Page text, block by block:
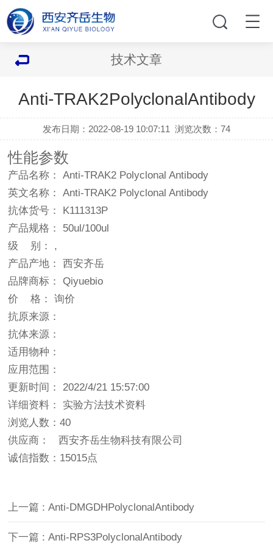
技术文章
Anti-TRAK2PolyclonalAntibody
发布日期：2022-08-19 10:07:11 浏览次数：74
性能参数
产品名称： Anti-TRAK2 Polyclonal Antibody
英文名称： Anti-TRAK2 Polyclonal Antibody
抗体货号： K111313P
产品规格： 50ul/100ul
级 别： ,
产品产地： 西安齐岳
品牌商标： Qiyuebio
价 格： 询价
抗原来源：
抗体来源：
适用物种：
应用范围：
更新时间： 2022/4/21 15:57:00
详细资料： 实验方法技术资料
浏览人数：40
供应商： 西安齐岳生物科技有限公司
诚信指数： 15015点
上一篇 : Anti-DMGDHPolyclonalAntibody
下一篇 : Anti-RPS3PolyclonalAntibody